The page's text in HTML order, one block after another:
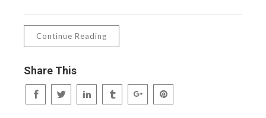
Continue Reading
Share This